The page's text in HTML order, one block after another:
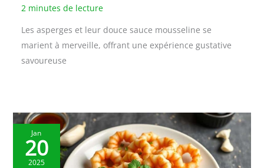
2 minutes de lecture
Les asperges et leur douce sauce mousseline se
marient à merveille, offrant une expérience gustative
savoureuse
Jan
20
2025